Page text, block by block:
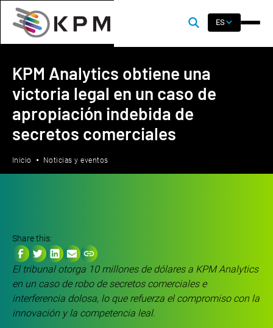
ES
KPM Analytics obtiene una
victoria legal en un caso de
apropiación indebida de
secretos comerciales
Inicio Noticias y eventos
El tribunal otorga 10 millones de dólares a KPM Analytics
en un caso de robo de secretos comerciales e
interferencia dolosa, lo que refuerza el compromiso con la
innovación y la competencia leal.
Share this: